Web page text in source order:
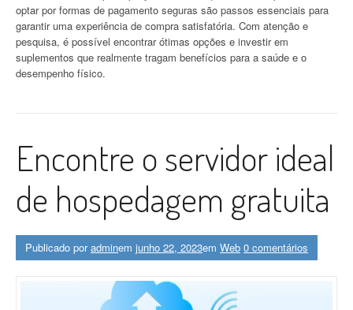
optar por formas de pagamento seguras são passos essenciais para
garantir uma experiência de compra satisfatória. Com atenção e
pesquisa, é possível encontrar ótimas opções e investir em
suplementos que realmente tragam benefícios para a saúde e o
desempenho físico.
Encontre o servidor ideal
de hospedagem gratuita
Publicado poradminem junho 22, 2023em Web 0 comentários